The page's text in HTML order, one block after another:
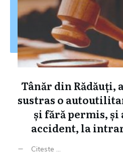
Tânăr din Rădăuți,
sustras o
și fără permis, și
accident, la
Citeste ...